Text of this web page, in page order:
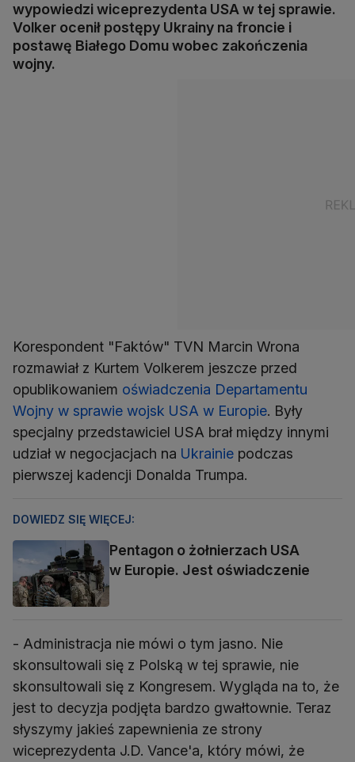
wypowiedzi wiceprezydenta USA w tej sprawie.
Volker ocenił postępy Ukrainy na froncie i
postawę Białego Domu wobec zakończenia
wojny.
Korespondent "Faktów" TVN Marcin Wrona
rozmawiał z Kurtem Volkerem jeszcze przed
opublikowaniem oświadczenia Departamentu
Wojny w sprawie wojsk USA w Europie. Były
specjalny przedstawiciel USA brał między innymi
udział w negocjacjach na Ukrainie podczas
pierwszej kadencji Donalda Trumpa.
DOWIEDZ SIĘ WIĘCEJ:
Pentagon o żołnierzach USA
w Europie. Jest oświadczenie
- Administracja nie mówi o tym jasno. Nie
skonsultowali się z Polską w tej sprawie, nie
skonsultowali się z Kongresem. Wygląda na to, że
jest to decyzja podjęta bardzo gwałtownie. Teraz
słyszymy jakieś zapewnienia ze strony
wiceprezydenta J.D. Vance'a, który mówi, że